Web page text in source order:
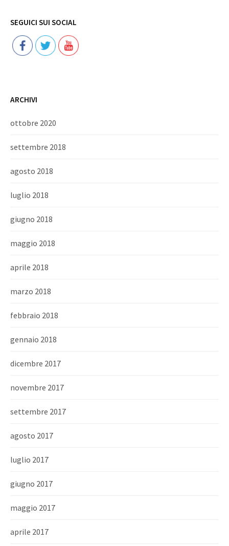
SEGUICI SUI SOCIAL
ARCHIVI
ottobre 2020
settembre 2018
agosto 2018
luglio 2018
giugno 2018
maggio 2018
aprile 2018
marzo 2018
febbraio 2018
gennaio 2018
dicembre 2017
novembre 2017
settembre 2017
agosto 2017
luglio 2017
giugno 2017
maggio 2017
aprile 2017